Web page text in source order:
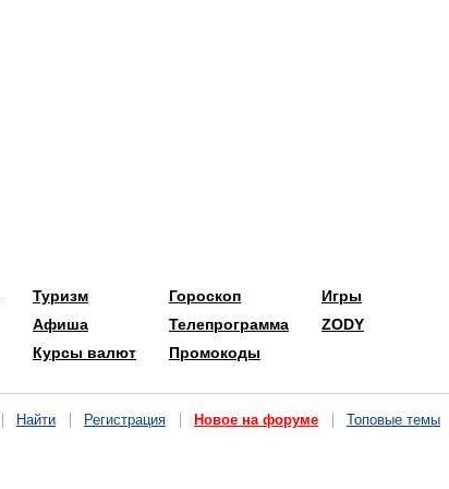
Туризм
Афиша
Курсы валют
Гороскоп
Телепрограмма
Промокоды
Игры
ZODY
Найти Регистрация Новое на форуме Топовые темы